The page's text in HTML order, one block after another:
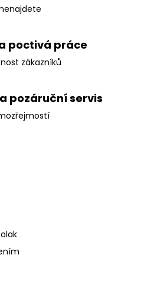
poctivá práce
zákazníků
pozáruční servis